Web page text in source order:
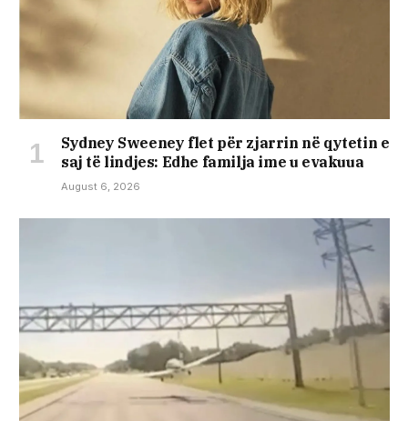
Sydney Sweeney flet për zjarrin në qytetin e
saj të lindjes: Edhe familja ime u evakuua
August 6, 2026